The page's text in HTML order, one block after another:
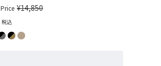
¥14,850
税込